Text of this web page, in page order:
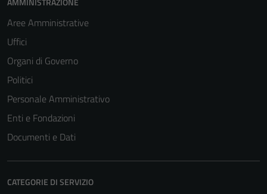
Aree Amministrative
Uffici
Organi di Governo
Politici
Personale Amministrativo
Enti e Fondazioni
Documenti e Dati
CATEGORIE DI SERVIZIO